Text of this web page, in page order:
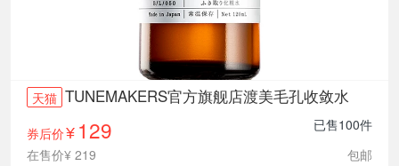
天猫 TUNEMAKERS官方旗舰店渡美毛孔收敛水
券后价¥ 129
已售100件
在售价¥ 219
包邮